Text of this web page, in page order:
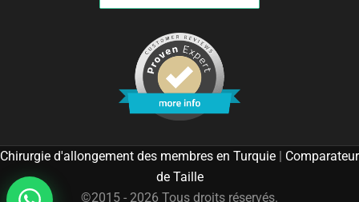
Chirurgie d'allongement des membres en Turquie
Comparateur
de Taille
©2015 - 2026 Tous droits réservés.